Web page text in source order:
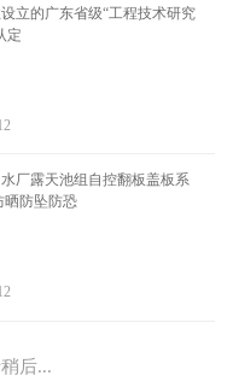
立的广东省级“工程技术研究
定
厂露天池组自控翻板盖板系
晒防坠防恐
后...